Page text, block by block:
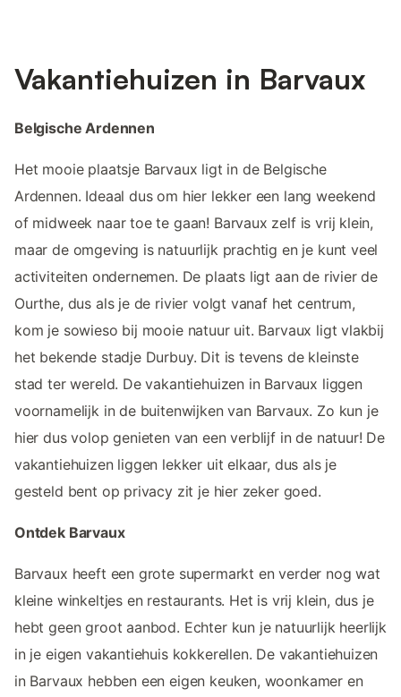
Vakantiehuizen in Barvaux
Belgische Ardennen
Het mooie plaatsje Barvaux ligt in de Belgische
Ardennen. Ideaal dus om hier lekker een lang weekend
of midweek naar toe te gaan! Barvaux zelf is vrij klein,
maar de omgeving is natuurlijk prachtig en je kunt veel
activiteiten ondernemen. De plaats ligt aan de rivier de
Ourthe, dus als je de rivier volgt vanaf het centrum,
kom je sowieso bij mooie natuur uit. Barvaux ligt vlakbij
het bekende stadje Durbuy. Dit is tevens de kleinste
stad ter wereld. De vakantiehuizen in Barvaux liggen
voornamelijk in de buitenwijken van Barvaux. Zo kun je
hier dus volop genieten van een verblijf in de natuur! De
vakantiehuizen liggen lekker uit elkaar, dus als je
gesteld bent op privacy zit je hier zeker goed.
Ontdek Barvaux
Barvaux heeft een grote supermarkt en verder nog wat
kleine winkeltjes en restaurants. Het is vrij klein, dus je
hebt geen groot aanbod. Echter kun je natuurlijk heerlijk
in je eigen vakantiehuis kokkerellen. De vakantiehuizen
in Barvaux hebben een eigen keuken, woonkamer en